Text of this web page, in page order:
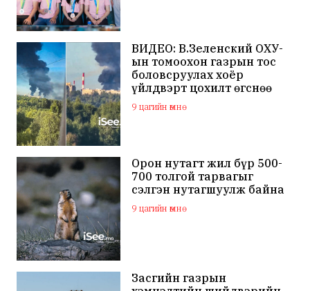
ВИДЕО: В.Зеленский ОХУ-
ын томоохон газрын тос
боловсруулах хоёр
үйлдвэрт цохилт өгснөө
мэдэгдлээ
9 цагийн өмнө
Орон нутагт жил бүр 500-
700 толгой тарвагыг
сэлгэн нутагшуулж байна
9 цагийн өмнө
Засгийн газрын